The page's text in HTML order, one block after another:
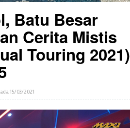
Batu Besar
Cerita Mistis
Touring 2021)
15/03/2021